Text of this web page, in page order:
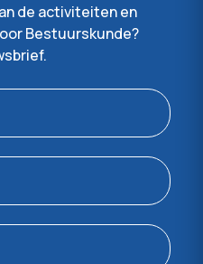
de activiteiten en
Bestuurskunde?